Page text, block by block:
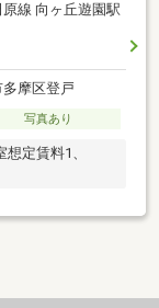
線 向ヶ丘遊園駅
摩区登戸
写真あり
定賃料1、